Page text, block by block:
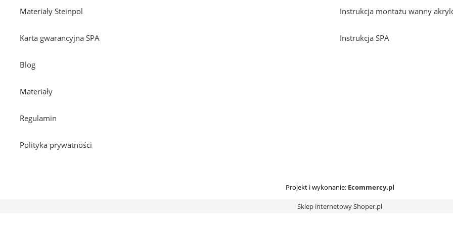
Materiały Steinpol
Karta gwarancyjna SPA
Blog
Materiały
Regulamin
Polityka prywatności
Instrukcja montażu wanny
Instrukcja SPA
Projekt i wykonanie: Ecommercy.pl
Sklep internetowy Shoper.pl